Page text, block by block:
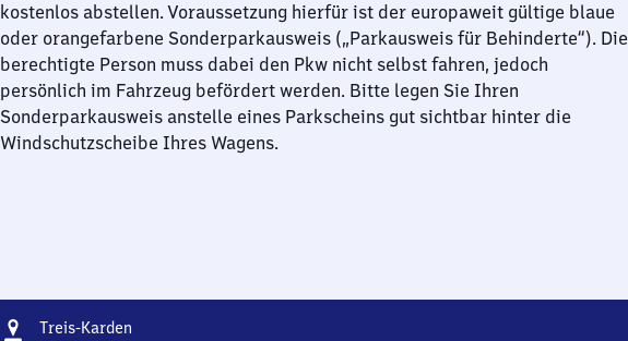
kostenlos abstellen. Voraussetzung hierfür ist der europaweit gültige blaue
oder orangefarbene Sonderparkausweis („Parkausweis für Behinderte“). Die
berechtigte Person muss dabei den Pkw nicht selbst fahren, jedoch
persönlich im Fahrzeug befördert werden. Bitte legen Sie Ihren
Sonderparkausweis anstelle eines Parkscheins gut sichtbar hinter die
Windschutzscheibe Ihres Wagens.
Adresse
Treis-Karden